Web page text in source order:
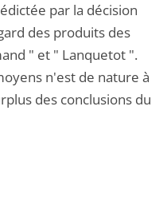
par la décision
des produits des
" et " Lanquetot ".
n'est de nature à
des conclusions du